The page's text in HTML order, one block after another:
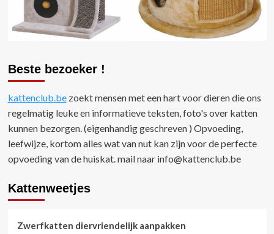
Beste bezoeker !
kattenclub.bezoekt mensen met een hart voor dieren die ons
regelmatig leuke en informatieve teksten, foto's over katten
kunnen bezorgen. (eigenhandig geschreven ) Opvoeding,
leefwijze, kortom alles wat van nut kan zijn voor de perfecte
opvoeding van de huiskat. mail naar info@kattenclub.be
Kattenweetjes
Zwerfkatten diervriendelijk aanpakken